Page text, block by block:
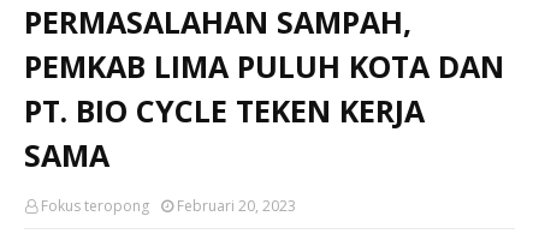
PERMASALAHAN SAMPAH,
PEMKAB LIMA PULUH KOTA DAN
PT. BIO CYCLE TEKEN KERJA
SAMA
Fokus teropong Februari 20, 2023